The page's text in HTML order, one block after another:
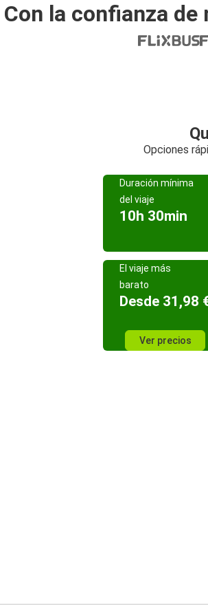
Con la confianza
Opciones
Duración mínima
del viaje
10h 30min
El viaje más
barato
Desde 31,98
Ver precios